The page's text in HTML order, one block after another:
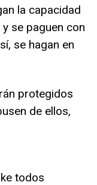
la capacidad
se paguen con
se hagan en
protegidos
de ellos,
todos